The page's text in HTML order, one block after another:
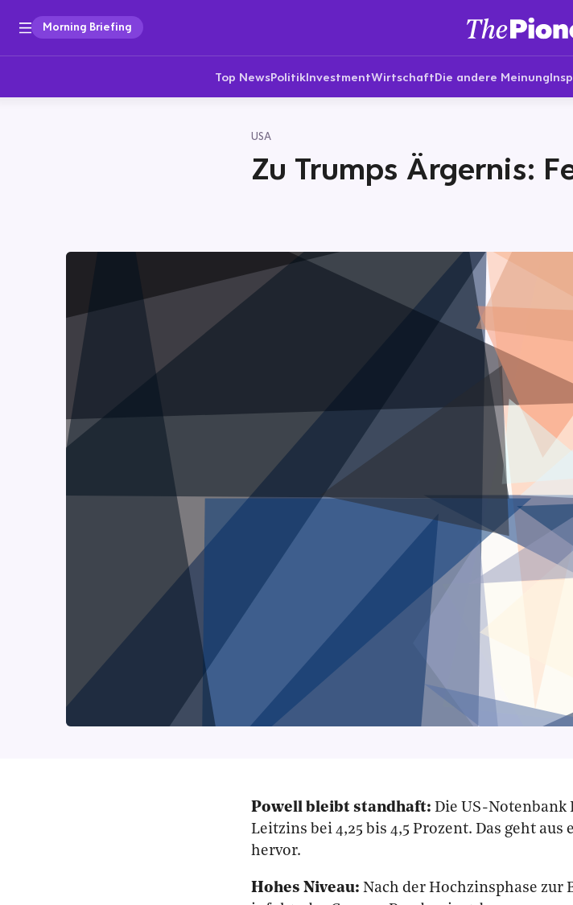
Morning Briefing
Top NewsPolitikInvestmentWirtschaftDie andere Meinung
USA
Zu Trumps Ärgernis:
Powell bleibt standhaft: Die US-Notenbank
Leitzins bei 4,25 bis 4,5 Prozent. Das geht
hervor.
Hohes Niveau: Nach der Hochzinsphase